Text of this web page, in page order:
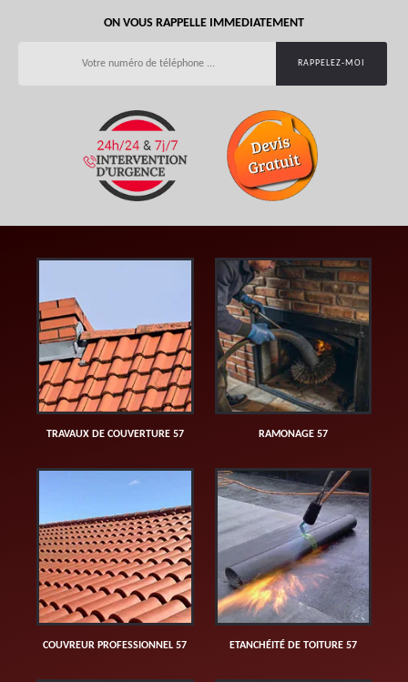
ON VOUS RAPPELLE IMMEDIATEMENT
TRAVAUX DE COUVERTURE 57 RAMONAGE 57
COUVREUR PROFESSIONNEL 57 ETANCHÉITÉ DE TOITURE 57